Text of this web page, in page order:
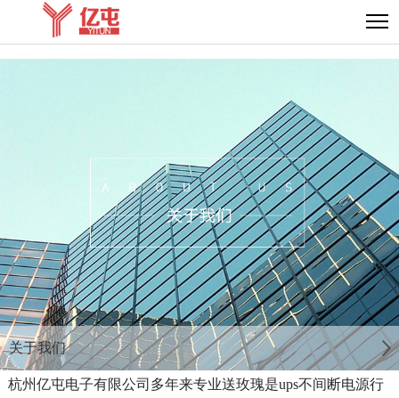
关于我们
杭州亿屯电子有限公司多年来专业送玫瑰是ups不间断电源行